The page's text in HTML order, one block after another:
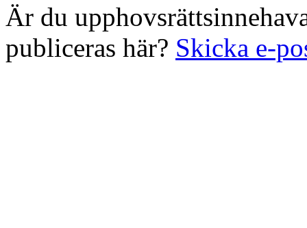
Är du
publiceras här? Skicka e-